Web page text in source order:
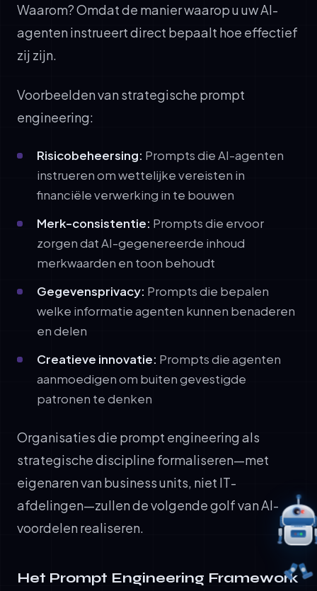
Waarom? Omdat de manier waarop u uw AI-
agenten instrueert direct bepaalt hoe effectief
zij zijn.
Voorbeelden van strategische prompt
engineering:
Risicobeheersing: Prompts die AI-agenten
instrueren om wettelijke vereisten in
financiële verwerking in te bouwen
Merk-consistentie: Prompts die ervoor
zorgen dat AI-gegenereerde inhoud
merkwaarden en toon behoudt
Gegevensprivacy: Prompts die bepalen
welke informatie agenten kunnen benaderen
en delen
Creatieve innovatie: Prompts die agenten
aanmoedigen om buiten gevestigde
patronen te denken
Organisaties die prompt engineering als
strategische discipline formaliseren—met
eigenaren van business units, niet IT-
afdelingen—zullen de volgende golf van AI-
voordelen realiseren.
Het Prompt Engineering Framework